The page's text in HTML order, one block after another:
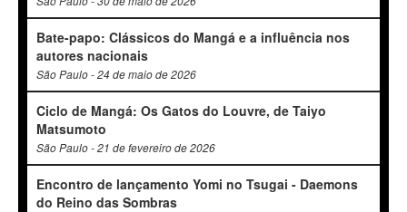
Bate-papo: Clássicos do Mangá e a influência nos
autores nacionais
São Paulo - 24 de maio de 2026
Ciclo de Mangá: Os Gatos do Louvre, de Taiyo
Matsumoto
São Paulo - 21 de fevereiro de 2026
Encontro de lançamento Yomi no Tsugai - Daemons
do Reino das Sombras